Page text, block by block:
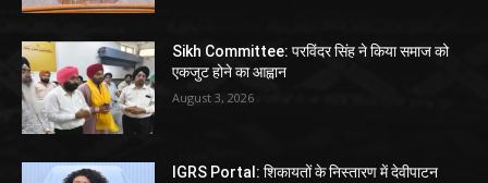
Sikh Committee: परविंदर सिंह ने किया समाज को
एकजुट होने का आह्वान
August 3, 2026
IGRS Portal: शिकायतों के निस्तारण में देवीपाटन